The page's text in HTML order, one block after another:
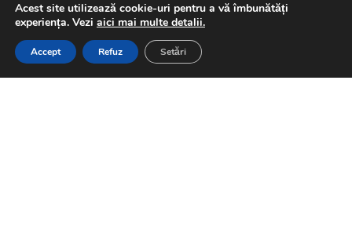
Acest site utilizează cookie-uri pentru a vă îmbunătăți
experiența. Vezi aici mai multe detalii.
Accept Refuz Setări